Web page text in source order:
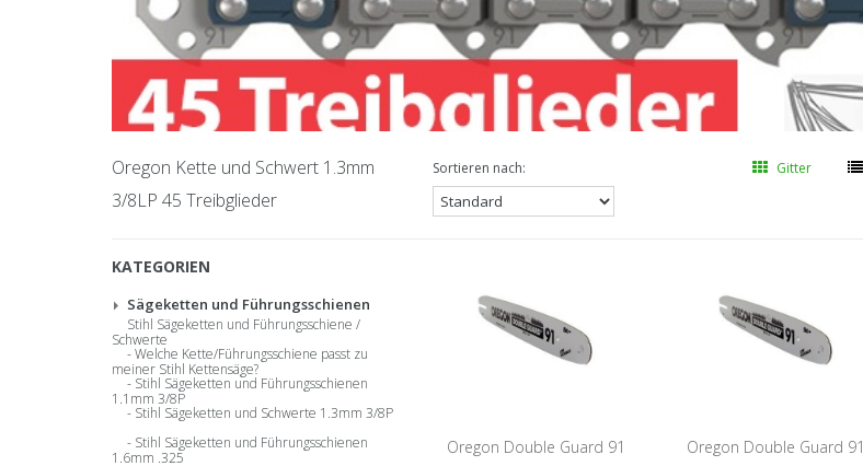
Oregon Kette und Schwert 1.3mm
3/8LP 45 Treibglieder
Sortieren nach: Gitter
KATEGORIEN
Sägeketten und Führungsschienen
Stihl Sägeketten und Führungsschiene /
Schwerte
Welche Kette/Führungsschiene passt zu
meiner Stihl Kettensäge?
Stihl Sägeketten und Führungsschienen
1.1mm 3/8P
Stihl Sägeketten und Schwerte 1.3mm 3/8P
Stihl Sägeketten und Führungsschienen
1.6mm .325
Oregon Double Guard 91 Oregon Double Guard 91